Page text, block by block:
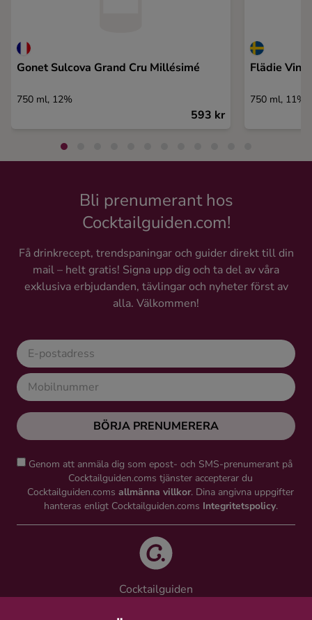
Gonet Sulcova Grand Cru Millésimé
750 ml, 12%
593 kr
Flädie
750 ml, 11%
Bli prenumerant hos
Cocktailguiden.com!
Få drinkrecept, trendspaningar och guider direkt till din
mail – helt gratis! Signa upp dig och ta del av våra
exklusiva erbjudanden, tävlingar och nyheter först av
alla. Välkommen!
BÖRJA PRENUMERERA
Genom att anmäla dig som epost- och SMS-prenumerant på
Cocktailguiden.coms tjänster accepterar du
Cocktailguiden.coms allmänna villkor. Dina angivna uppgifter
hanteras enligt Cocktailguiden.coms Integritetspolicy.
Cocktailguiden